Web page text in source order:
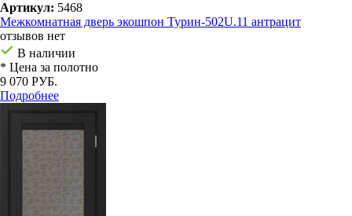
Артикул: 5468
Межкомнатная дверь экошпон Турин-502U.11 антрацит
отзывов нет
В наличии
* Цена за полотно
9 070 РУБ.
Подробнее